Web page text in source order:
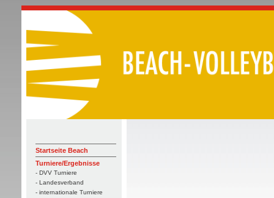
Startseite Beach
Turniere/Ergebnisse
- DVV Turniere
- Landesverband
- internationale Turniere